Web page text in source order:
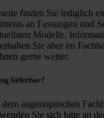
finden Sie lediglich
an Fassungen und
Modelle.
Sie aber im
gerne weiter.
lieferbar?
augenoptischen
Sie sich bitte an